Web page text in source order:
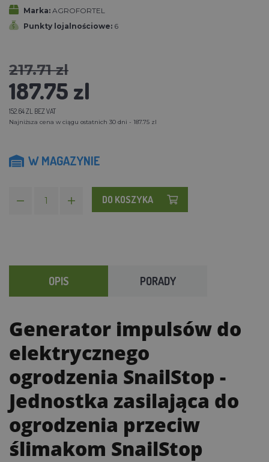
Marka: AGROFORTEL
Punkty lojalnościowe: 6
217.71 zl
187.75 zl
152.64 ZL BEZ VAT
Najniższa cena w ciągu ostatnich 30 dni - 187.75 zl
W MAGAZYNIE
DO KOSZYKA
OPIS PORADY
Generator impulsów do
elektrycznego
ogrodzenia SnailStop -
Jednostka zasilająca do
ogrodzenia przeciw
ślimakom SnailStop